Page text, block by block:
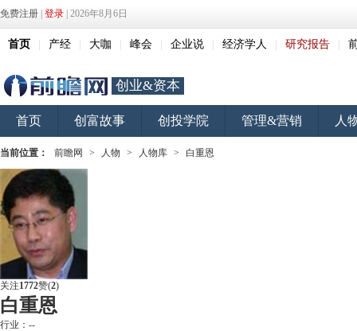
免费注册 登录 | 2026年8月6日
首页 产经 大咖 峰会 企业说 经济学人 研究报告
创业&资本
首页 创富故事 创投学院 管理&营销 人
当前位置： 前瞻网 > 人物 > 人物库 > 白重恩
关注1772赞(2)
白重恩
行业： --